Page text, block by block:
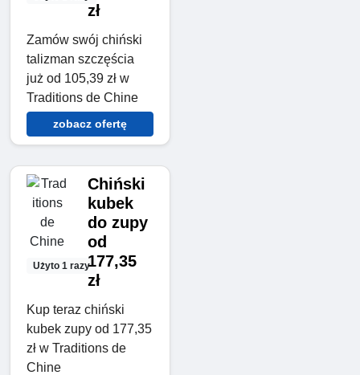
zł
Zamów swój chiński
talizman szczęścia
już od 105,39 zł w
Traditions de Chine
zobacz ofertę
Użyto 1 razy
Chiński
kubek
do zupy
od
177,35
zł
Kup teraz chiński
kubek zupy od 177,35
zł w Traditions de
Chine